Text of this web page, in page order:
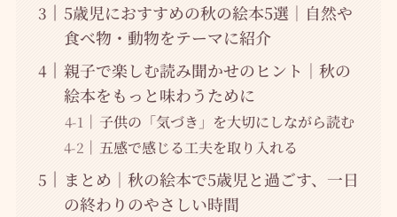
5歳児におすすめの秋の絵本5選｜自然や
食べ物・動物をテーマに紹介
親子で楽しむ読み聞かせのヒント｜秋の
絵本をもっと味わうために
子供の「気づき」を大切にしながら読む
五感で感じる工夫を取り入れる
まとめ｜秋の絵本で5歳児と過ごす、一日
の終わりのやさしい時間